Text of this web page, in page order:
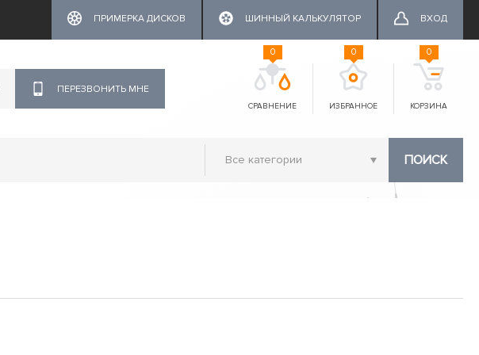
ПРИМЕРКА ДИСКОВ ШИННЫЙ КАЛЬКУЛЯТОР ВХОД
ПЕРЕЗВОНИТЬ МНЕ
СРАВНЕНИЕ
0
ИЗБРАННОЕ
0
КОРЗИНА
0
ПОИСК